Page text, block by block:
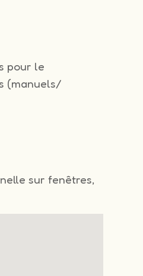
pour le
(manuels/
sur fenêtres,